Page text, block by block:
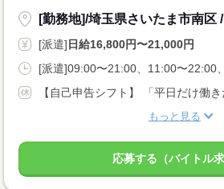
[勤務地]/埼玉県さいたま市南区
[派遣] 日給16,800円〜21,000円
[派遣]09:00〜21:00、11:00〜22:00
もっと見る
応募する（バイトル求